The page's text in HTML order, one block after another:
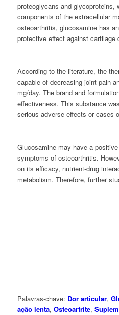
proteoglycans and glycoproteins,
components of the extracellular
osteoarthritis, glucosamine has
protective effect against cartilage
According to the literature, the
capable of decreasing joint pain
mg/day. The brand and
effectiveness. This substance
serious adverse effects or cases
Glucosamine may have a
symptoms of osteoarthritis.
on its efficacy, nutrient-drug
metabolism. Therefore, further
Palavras-chave: Dor articular,
ação lenta, Osteoartrite,